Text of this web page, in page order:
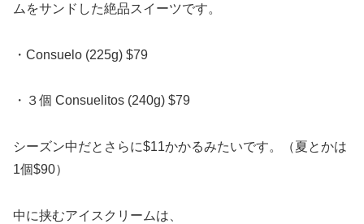
ムをサンドした絶品スイーツです。
・Consuelo (225g) $79
・３個 Consuelitos (240g) $79
シーズン中だとさらに$11かかるみたいです。（夏とかは
1個$90）
中に挟むアイスクリームは、